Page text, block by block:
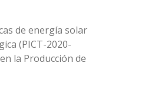
de energía solar
(PICT-2020-
la Producción de